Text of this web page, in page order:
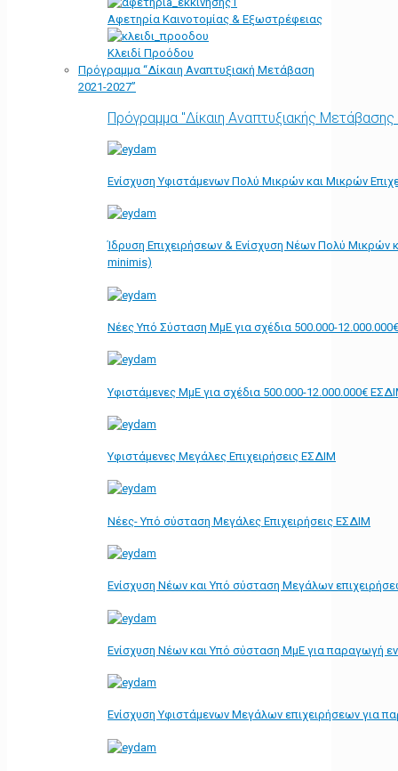
Αφετηρία Kαινοτομίας & Εξωστρέφειας
Κλειδί Προόδου
Πρόγραμμα “Δίκαιη Αναπτυξιακή Μετάβαση
2021-2027”
Πρόγραμμα "Δίκαιη Αναπτυξιακής
Ενίσχυση Υφιστάμενων Πολύ Μικρών και Μικρών
Ίδρυση Επιχειρήσεων & Ενίσχυση Νέων Πολύ Μικρών
minimis)
Νέες Υπό Σύσταση ΜμΕ για σχέδια 500.000-
Υφιστάμενες ΜμΕ για σχέδια 500.000-12.000.000€
Υφιστάμενες Μεγάλες Επιχειρήσεις ΕΣΔΙΜ
Νέες- Υπό σύσταση Μεγάλες Επιχειρήσεις ΕΣΔΙΜ
Ενίσχυση Νέων και Υπό σύσταση Μεγάλων
Ενίσχυση Νέων και Υπό σύσταση ΜμΕ για παραγωγή
Ενίσχυση Υφιστάμενων Μεγάλων επιχειρήσεων για